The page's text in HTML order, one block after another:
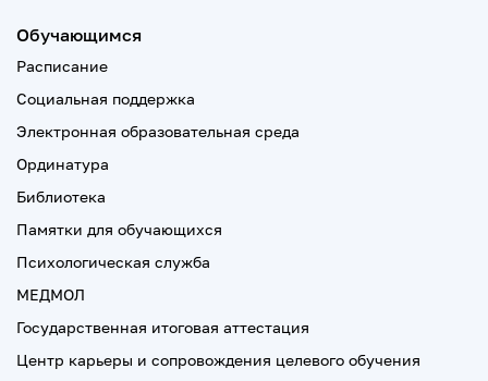
Обучающимся
Расписание
Социальная поддержка
Электронная образовательная среда
Ординатура
Библиотека
Памятки для обучающихся
Психологическая служба
МЕДМОЛ
Государственная итоговая аттестация
Центр карьеры и сопровождения целевого обучения